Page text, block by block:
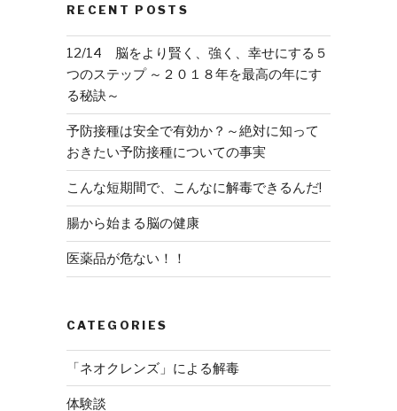
RECENT POSTS
12/14 脳をより賢く、強く、幸せにする５
つのステップ ～２０１８年を最高の年にす
る秘訣～
予防接種は安全で有効か？～絶対に知って
おきたい予防接種についての事実
こんな短期間で、こんなに解毒できるんだ!
腸から始まる脳の健康
医薬品が危ない！！
CATEGORIES
「ネオクレンズ」による解毒
体験談